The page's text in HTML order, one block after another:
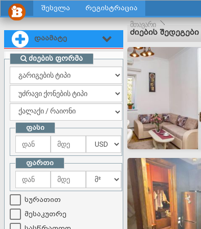
შესვლა რეგისტრაცია
დაამატე
ძიების ფორმა
ფასი
ფართი
სურათით
მესაკუთრე
მთავარი
ძიების შედეგები